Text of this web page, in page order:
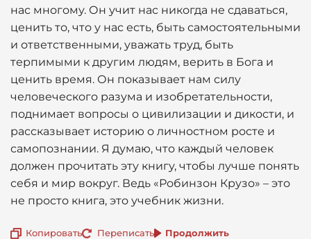
нас многому. Он учит нас никогда не сдаваться,
ценить то, что у нас есть, быть самостоятельными
и ответственными, уважать труд, быть
терпимыми к другим людям, верить в Бога и
ценить время. Он показывает нам силу
человеческого разума и изобретательности,
поднимает вопросы о цивилизации и дикости, и
рассказывает историю о личностном росте и
самопознании. Я думаю, что каждый человек
должен прочитать эту книгу, чтобы лучше понять
себя и мир вокруг. Ведь «Робинзон Крузо» – это
не просто книга, это учебник жизни.
Копировать Переписать Продолжить